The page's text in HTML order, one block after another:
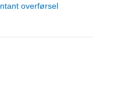
overførsel